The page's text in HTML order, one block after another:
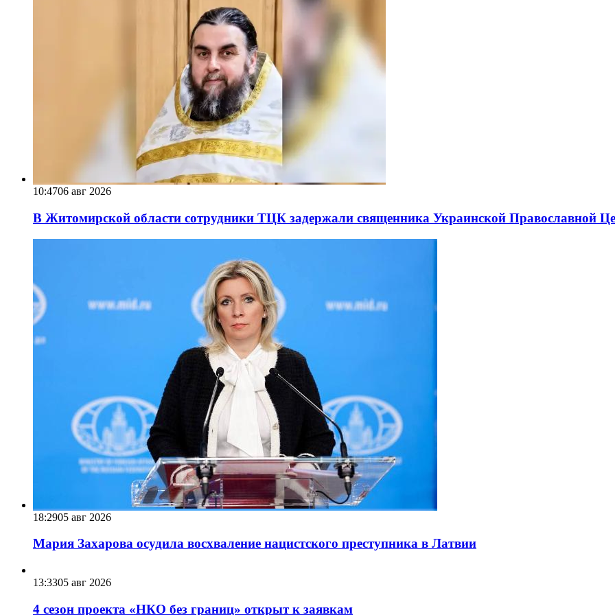
10:4706 авг 2026
В Житомирской области сотрудники ТЦК задержали священника Украинской Православной
18:2905 авг 2026
Мария Захарова осудила восхваление нацистского преступника в Латвии
13:3305 авг 2026
4 сезон проекта «НКО без границ» открыт к заявкам